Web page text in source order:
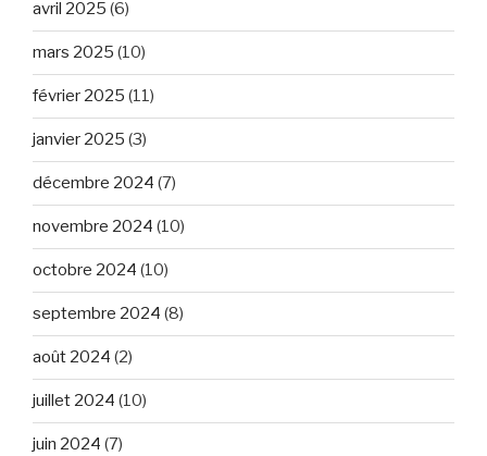
avril 2025 (6)
mars 2025 (10)
février 2025 (11)
janvier 2025 (3)
décembre 2024 (7)
novembre 2024 (10)
octobre 2024 (10)
septembre 2024 (8)
août 2024 (2)
juillet 2024 (10)
juin 2024 (7)